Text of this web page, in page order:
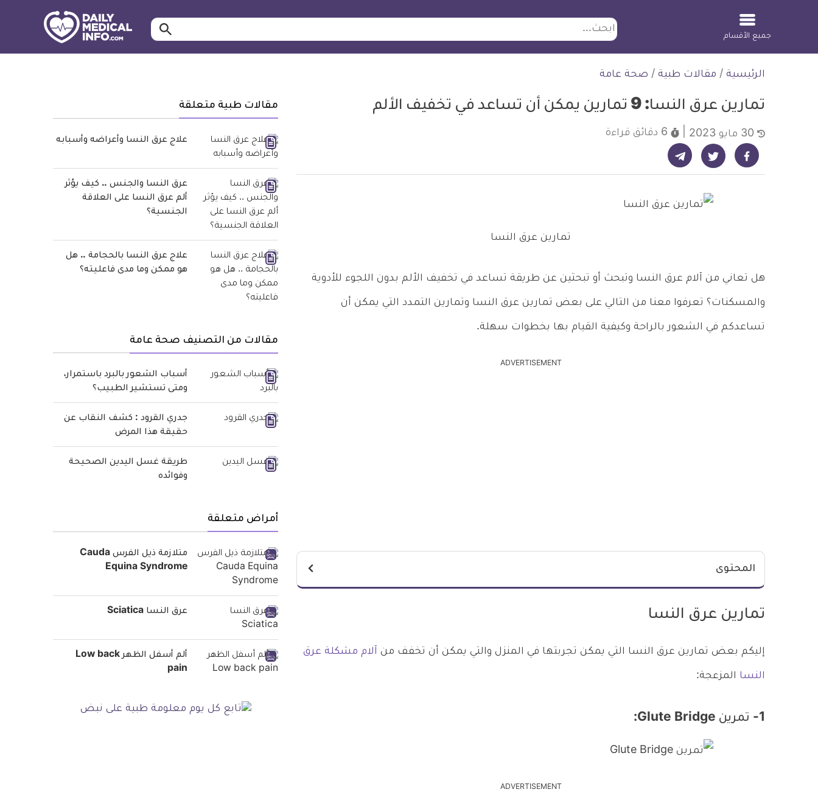
ابحث ابحث…
جميع الأقسام
الرئيسية / مقالات طبية / صحة عامة
تمارين عرق النسا: 9 تمارين يمكن أن تساعد في تخفيف الألم
6 دقائق قراءة
شارك على فيسبوك - ديلي ميديكال انفو شارك على تويتر - ديلي ميديكال انفو شارك على تيليجرام - ديلي ميديكال انفو
تمارين عرق النسا
هل تعاني من آلام عرق النسا وتبحث أو تبحثين عن طريقة تساعد في تخفيف الألم بدون اللجوء للأدوية
والمسكنات؟ تعرفوا معنا من التالي على بعض تمارين عرق النسا وتمارين التمدد التي يمكن أن
تساعدكم في الشعور بالراحة وكيفية القيام بها بخطوات سهلة.
ADVERTISEMENT
المحتوى
تمارين عرق النسا
إليكم بعض تمارين عرق النسا التي يمكن تجربتها في المنزل والتي يمكن أن تخفف من آلام مشكلة عرق
النسا المزعجة:
1- تمرين Glute Bridge:
ADVERTISEMENT
مقالات طبية متعلقة
علاج عرق النسا وأعراضه وأسبابه
عرق النسا والجنس .. كيف يؤثر
ألم عرق النسا على العلاقة
الجنسية؟
علاج عرق النسا بالحجامة .. هل
هو ممكن وما مدى فاعليته؟
مقالات من التصنيف صحة عامة
أسباب الشعور بالبرد باستمرار،
ومتى تستشير الطبيب؟
جدري القرود : كشف النقاب عن
حقيقة هذا المرض
طريقة غسل اليدين الصحيحة
وفوائده
أمراض متعلقة
متلازمة ذيل الفرس Cauda
Equina Syndrome
عرق النسا Sciatica
ألم أسفل الظهر Low back
pain